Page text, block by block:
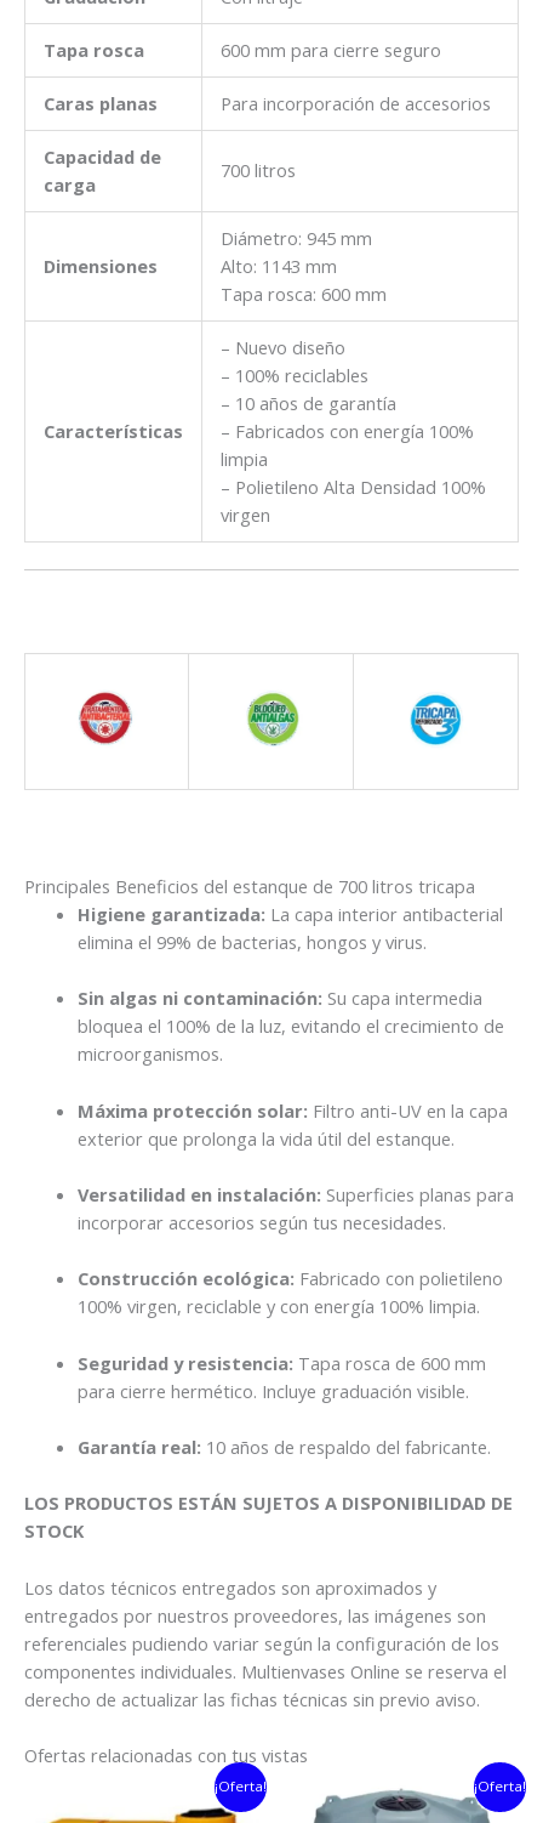
Tapa rosca 600 mm para cierre seguro
Caras planas Para incorporación de accesorios
Capacidad de
carga
700 litros
Dimensiones
Diámetro: 945 mm
Alto: 1143 mm
Tapa rosca: 600 mm
Características
– Nuevo diseño
– 100% reciclables
– 10 años de garantía
– Fabricados con energía 100%
limpia
– Polietileno Alta Densidad 100%
virgen
Principales Beneficios del estanque de 700 litros tricapa
Higiene garantizada: La capa interior antibacterial
elimina el 99% de bacterias, hongos y virus.
Sin algas ni contaminación: Su capa intermedia
bloquea el 100% de la luz, evitando el crecimiento de
microorganismos.
Máxima protección solar: Filtro anti-UV en la capa
exterior que prolonga la vida útil del estanque.
Versatilidad en instalación: Superficies planas para
incorporar accesorios según tus necesidades.
Construcción ecológica: Fabricado con polietileno
100% virgen, reciclable y con energía 100% limpia.
Seguridad y resistencia: Tapa rosca de 600 mm
para cierre hermético. Incluye graduación visible.
Garantía real: 10 años de respaldo del fabricante.
LOS PRODUCTOS ESTÁN SUJETOS A DISPONIBILIDAD DE
STOCK
Los datos técnicos entregados son aproximados y
entregados por nuestros proveedores, las imágenes son
referenciales pudiendo variar según la configuración de los
componentes individuales. Multienvases Online se reserva el
derecho de actualizar las fichas técnicas sin previo aviso.
Ofertas relacionadas con tus vistas
¡Oferta! ¡Oferta!